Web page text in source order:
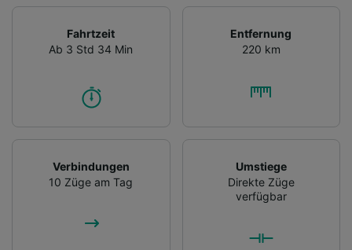
Fahrtzeit
Ab 3 Std 34 Min
Entfernung
220 km
Verbindungen
10 Züge am Tag
Umstiege
Direkte Züge
verfügbar